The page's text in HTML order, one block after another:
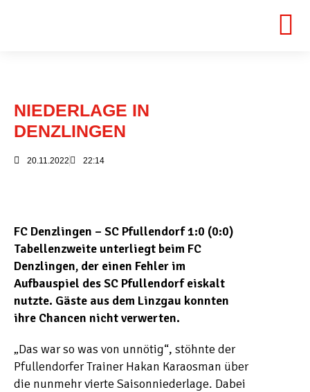
NIEDERLAGE IN
DENZLINGEN
20.11.2022 22:14
FC Denzlingen – SC Pfullendorf 1:0 (0:0)
Tabellenzweite unterliegt beim FC
Denzlingen, der einen Fehler im
Aufbauspiel des SC Pfullendorf eiskalt
nutzte. Gäste aus dem Linzgau konnten
ihre Chancen nicht verwerten.
„Das war so was von unnötig“, stöhnte der
Pfullendorfer Trainer Hakan Karaosman über
die nunmehr vierte Saisonniederlage. Dabei